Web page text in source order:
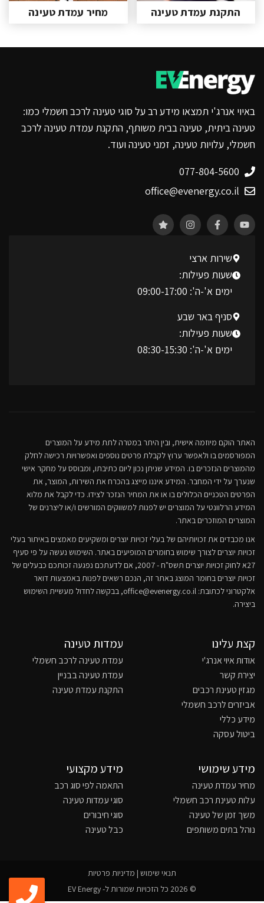
התקנת עמדת טעינה מחיר עמדת טעינה
באיוי אנרג'י תמצאו מידע רב על סוגי טעינה לרכב חשמלי כמו:
טעינה ביתית, טעינה בבית משותף, התקנת עמדת טעינה לרכב
חשמלי, עלויות טעינה, זמני טעינה ועוד.
077-804-5600
office@evenergy.co.il
שירות ארצי
שעות פעילות:
ימים א'-ה': 09:00-17:00
סניף באר שבע
שעות פעילות:
ימים א'-ה': 08:30-15:30
האתר הוקם מיוזמה אישית, ובין היתר במטרה לתת מידע על המוצרים
המפורסמים בו ולאפשר ערוץ לקבלת פרטים נוספים ואפשרויות רכישה לחלק
מהמוצרים הנזכרים בו. המידע שניתן נכון ליום כתיבתו, ומבוסס על מחקר אישי
שנערך על ידי המחבר. המידע איננו מייצג בהכרח את השירות, המוצר, את
הפרטים הטכניים הכלולים בו או את המחיר הנזכר לצידו. כדי לקבל את מלוא
המידע הרלוונטי על המוצרים יש לפנות למשווקים המורשים ו/או ליצרנים של
המוצרים המוזכרים באתר.
אנו מכבדים את זכויותיהם של בעלי זכויות יוצרים ומשקיעים מאמצים באיתור בעלי
זכויות יוצרים לצורך שימוש בחומרים המופיעים באתר. השימוש נעשה על פי סעיף
27א לחוק זכויות יוצרים תשס"ח - 2007, אם לדעתכם נפגעה זכותכם כבעלים של
זכויות יוצרים בחומר המוצג באתר זה, הנכם רשאים לפנות באמצעות דואר
אלקטרוני לכתובת: office@evenergy.co.il, בבקשה לחדול מעשיית השימוש
ביצירה.
קצת עלינו
אודות איוי אנרג'י
יצירת קשר
מגזין טעינת רכבים
אביזרים לרכב חשמלי
מידע כללי
ביטול עסקה
עמדות טעינה
עמדת טעינה לרכב חשמלי
עמדת טעינה בבניין
התקנת עמדת טעינה
מידע שימושי
מחיר עמדת טעינה
עלות טעינת רכב חשמלי
משך זמן של טעינה
נוהל בתים משותפים
מידע מקצועי
התאמה לפי סוג רכב
סוגי עמדות טעינה
סוגי חיבורים
כבל טעינה
תנאי שימוש | מדיניות פרטיות
© 2026 כל הזכויות שמורות ל- EV Energy